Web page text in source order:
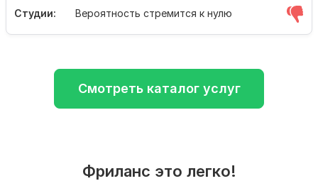
Студии: Вероятность стремится к нулю
Смотреть каталог услуг
Фриланс это легко!